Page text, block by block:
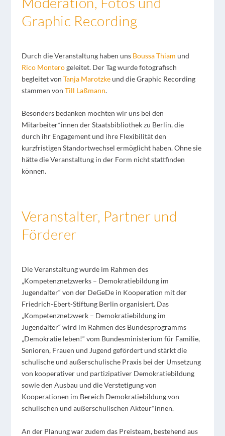
Graphic Recording
Durch die Veranstaltung haben uns Boussa Thiam und
Rico Monterogeleitet. Der Tag wurde fotografisch
begleitet von Tanja Marotzkeund die Graphic Recording
stammen von Till Laßmann.
Besonders bedanken möchten wir uns bei den
Mitarbeiter*innen der Staatsbibliothek zu Berlin, die
durch ihr Engagement und ihre Flexibilität den
kurzfristigen Standortwechsel ermöglicht haben. Ohne sie
hätte die Veranstaltung in der Form nicht stattfinden
können.
Veranstalter, Partner und
Förderer
Die Veranstaltung wurde im Rahmen des
„Kompetenznetzwerks – Demokratiebildung im
Jugendalter“ von der DeGeDe in Kooperation mit der
Friedrich-Ebert-Stiftung Berlin organisiert. Das
„Kompetenznetzwerk – Demokratiebildung im
Jugendalter“ wird im Rahmen des Bundesprogramms
„Demokratie leben!“ vom Bundesministerium für Familie,
Senioren, Frauen und Jugend gefördert und stärkt die
schulische und außerschulische Praxis bei der Umsetzung
von kooperativer und partizipativer Demokratiebildung
sowie den Ausbau und die Verstetigung von
Kooperationen im Bereich Demokratiebildung von
schulischen und außerschulischen Akteur*innen.
An der Planung war zudem das Preisteam, bestehend aus